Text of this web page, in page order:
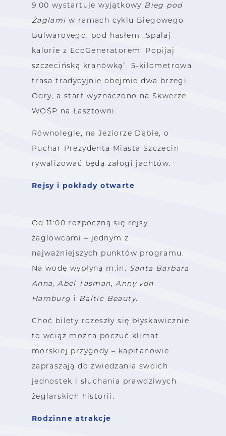
9:00 wystartuje wyjątkowy Bieg pod
Żaglami w ramach cyklu Biegowego
Bulwarovego, pod hasłem „Spalaj
kalorie z EcoGeneratorem. Popijaj
szczecińską kranówką”. 5-kilometrowa
trasa tradycyjnie obejmie dwa brzegi
Odry, a start wyznaczono na Skwerze
WOŚP na Łasztowni.
Równolegle, na Jeziorze Dąbie, o
Puchar Prezydenta Miasta Szczecin
rywalizować będą załogi jachtów.
Rejsy i pokłady otwarte
Od 11:00 rozpoczną się rejsy
żaglowcami – jednym z
najważniejszych punktów programu.
Na wodę wypłyną m.in. Santa Barbara
Anna,Abel Tasman,Anny von
Hamburg i Baltic Beauty.
Choć bilety rozeszły się błyskawicznie,
to wciąż można poczuć klimat
morskiej przygody – kapitanowie
zapraszają do zwiedzania swoich
jednostek i słuchania prawdziwych
żeglarskich historii.
Rodzinne atrakcje